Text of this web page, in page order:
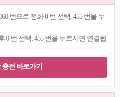
번으로 전화 0 번 선택, 455 번을 누
0 번 선택, 455 번을 누르시면 연결됩
전 바로가기